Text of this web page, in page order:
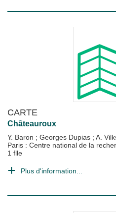
CARTE
Châteauroux
Y. Baron ; Georges Dupias ; A.
Paris : Centre national de la
1 flle
Plus d'information...